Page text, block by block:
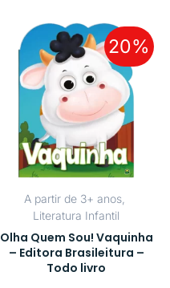
20%
A partir de 3+ anos
Literatura Infantil
Olha Quem Sou! Vaquinha
– Editora Brasileitura –
Todo livro